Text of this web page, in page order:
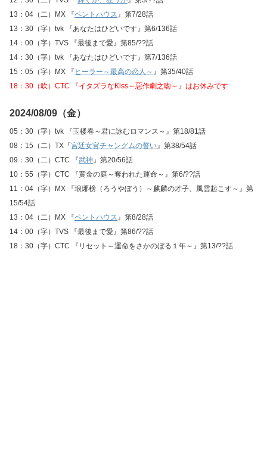
13：04（二）MX 『ペントハウス』第7/28話
13：30（字）tvk 『あなたはひどいです』第6/136話
14：00（字）TVS 『最後まで愛』第85/??話
14：30（字）tvk 『あなたはひどいです』第7/136話
15：05（字）MX 『 ヒーラー～最高の恋人～ 』第35/40話
18：30（吹）CTC 『イタズラなKiss～惡作劇之吻～』はお休みです
2024/08/09（金）
05：30（字）tvk 『玉楼春～君に詠むロマンス～』第18/81話
08：15（二）TX『宮廷女官チャングムの誓い』第38/54話
09：30（二）CTC 『武神』第20/56話
10：55（字）CTC 『黄金の庭～奪われた運命～』第6/??話
11：04（字）MX 『琅琊榜（ろうやぼう）～麒麟の才子、風雲起こす～』第
15/54話
13：04（二）MX 『ペントハウス』第8/28話
14：00（字）TVS 『最後まで愛』第86/??話
18：30（字）CTC 『リセット～運命をさかのぼる１年～』第13/??話